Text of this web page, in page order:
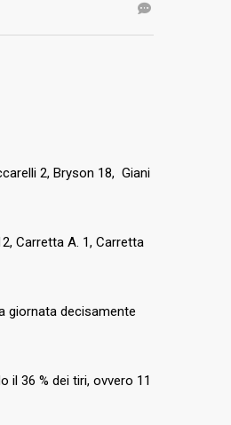
2, Bryson 18, Giani
Carretta A. 1, Carretta
giornata decisamente
il 36 % dei tiri, ovvero 11